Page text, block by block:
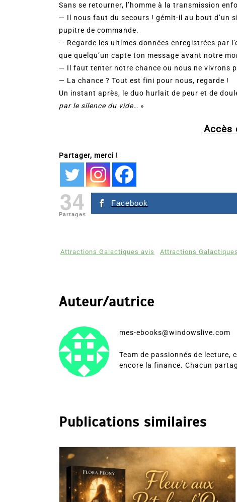
Sans se retourner, l’homme à la transmission
— Il nous faut du secours ! gémit-il au bout d’un
pupitre de commande.
— Regarde les ultimes données enregistrées par
que quelqu’un capte ton message avant notre
— Il faut tenter notre chance ou nous ne vivrons
— La chance ? Tout est fini pour nous, regarde !
Un instant après, le duo hurlait de peur et de
par le silence du vide… »
Accès
Partager, merci !
34
Partages
Facebook
Attractions Galactiques avis Attractions
Auteur/autrice
mes-ebooks@windowslive.com
Team de passionnés de lecture,
encore la finance. Chacun
Publications similaires